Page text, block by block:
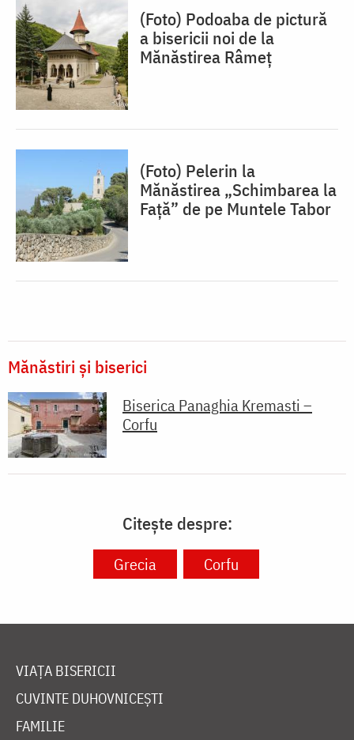
(Foto) Podoaba de pictură
a bisericii noi de la
Mănăstirea Râmeț
(Foto) Pelerin la
Mănăstirea „Schimbarea la
Față” de pe Muntele Tabor
Mănăstiri și biserici
Biserica Panaghia Kremasti –
Corfu
Citește despre:
Grecia Corfu
VIAȚA BISERICII
CUVINTE DUHOVNICEȘTI
FAMILIE